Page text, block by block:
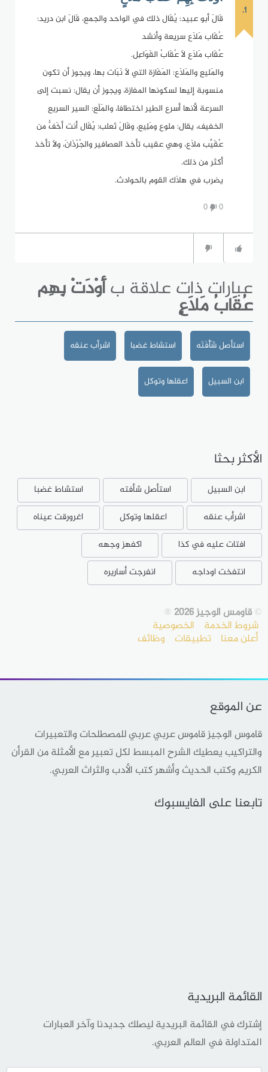
1.
قَالَ أبو عبيد: يُقَال ذلك في الواحد والجمع، قَالَ ابن دريد:
عُقَاب مَلاَع سريعة وأنشد
عُقَاب مَلاَع لاَ عُقَابُ القَوَاعِل.
والمَليع والمَلاَع: المَفَازة التي لاَ نَبَات بها، ويجوز أن تكون
منسوبة إليها لسكونها المفازة، ويجوز أن يقال: نسبت إلى
السرعة لأنها أسرع الطير اختطافا، والمَلْع: السير السريع
الخفيف، يقال: ملوع ومَلِيع، وقَالَ ثعلب: يُقَال أنت أخَفُّ من
عُقَيِّب ملاَع، وهي عقيب تأخذ العصافير والجُرْذَانَ، ولاَ تأخذ
أكثر من ذلك.
يضرب في هلاَك القوم بالحوادث.
0
0
عبارات ذات علاقة بأَوْدَتْ بِهِم
عُقَابُ مَلاَعٍ
استأصل شَأْفَتَه استشاط غضبا اشرأب عنقه
ابن السبيل اعقلها وتوكل
الأكثر بحثا
ابن السبيل استأصل شأفته
استشاط غضبا
اشرأب عنقه
اعقلها وتوكل
اغرورقت عيناه
افتات عليه في كذا
اكفهز وجهه
انتفخت اوداجه
انفرجت أساريره
©قاومس الوجيز 2026 ®
شروط الخدمة الخصوصية
أعلن معنا تطبيقات وظائف
عن الموقع
قاموس الوجيز قاموس عربي عربي للمصطلحات والتعبيرات
والتراكيب يعطيك الشرح المبسط لكل تعبير مع الأمثلة من القرأن
الكريم وكتب الحديث وأشهر كتب الأدب والثراث العربي.
تابعنا على الفايسبوك
القائمة البريدية
إشترك في القائمة البريدية ليصلك جديدنا وآخر العبارات
المتداولة في العالم العربي.